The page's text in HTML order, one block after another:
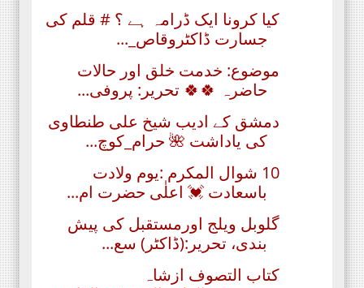
کیا کرونا ایک ڈرامہ ہے ؟ # قلم کی
جسارت ڈاکٹروقاص_...
موضوع: خدمت خلق اور حالات
حاضرہ 🍀🍀 تحریر: پروفی...
دمشق کے ادیب‏ شیخ علی طنطاوی
کی یاداشت 🌺 حرام_کوچ...
10 شوال المکرم :یوم ولادت
باسعادت 💓 اعلٰی حضرت ام...
گلوبل ویلج اورمستقبل کی پیش
بندی، تحریر:(ڈاکٹر) سع...
کتاب التصوف ازشاہ